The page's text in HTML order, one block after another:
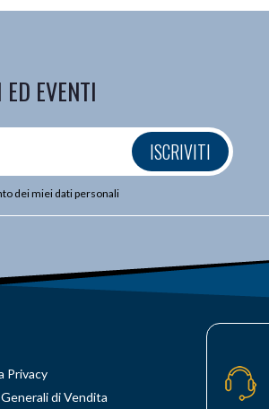
EVENTI
ISCRIVITI
dei miei dati personali
Privacy
di Vendita